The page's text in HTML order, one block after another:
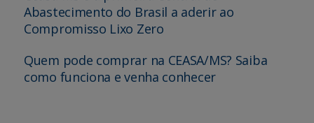
Abastecimento do Brasil a aderir ao
Compromisso Lixo Zero
Quem pode comprar na CEASA/MS? Saiba
como funciona e venha conhecer